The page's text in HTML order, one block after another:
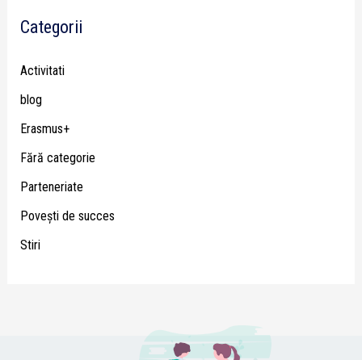
Categorii
Activitati
blog
Erasmus+
Fără categorie
Parteneriate
Poveşti de succes
Stiri